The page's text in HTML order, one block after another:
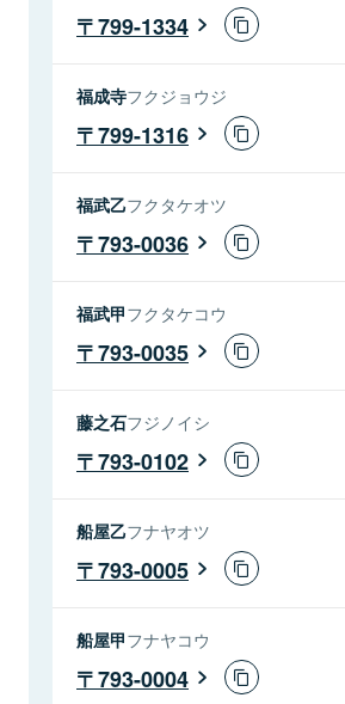
799-1334
福成寺フクジョウジ
799-1316
福武乙フクタケオツ
793-0036
福武甲フクタケコウ
793-0035
藤之石フジノイシ
793-0102
船屋乙フナヤオツ
793-0005
船屋甲フナヤコウ
793-0004